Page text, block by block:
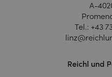
A-
Tel.: +43
Reichl und